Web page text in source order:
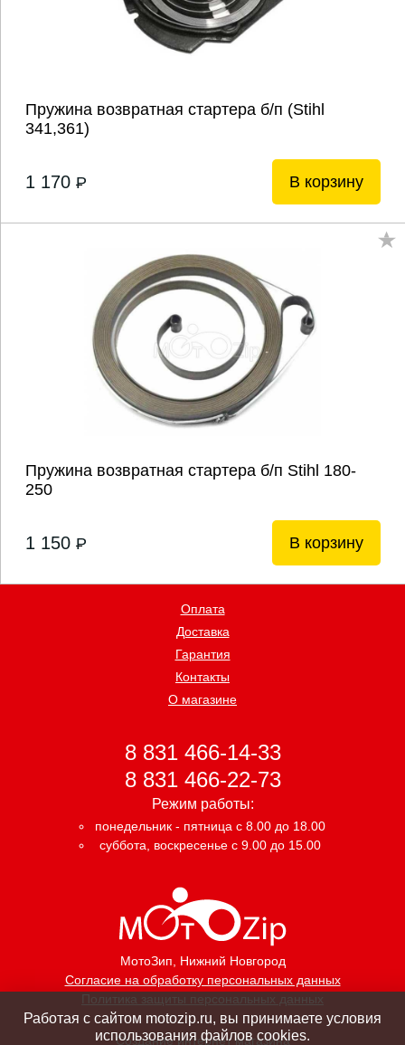
Пружина возвратная стартера б/п (Stihl
341,361)
1 170 P В корзину
Пружина возвратная стартера б/п Stihl 180-
250
1 150 P В корзину
МотоЗип, Нижний Новгород
Согласие на обработку персональных данных
Политика защиты персональных данных
Оплата
Доставка
Гарантия
Контакты
О магазине
8 831 466-14-33
8 831 466-22-73
Режим работы:
понедельник - пятница с 8.00 до 18.00
суббота, воскресенье с 9.00 до 15.00
Создание интернет магазина
Работая с сайтом motozip.ru, вы принимаете условия
использования файлов cookies.